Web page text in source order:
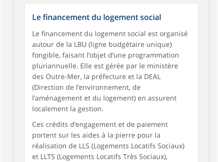
Le financement du logement social
Le financement du logement social est organisé
autour de la LBU (ligne budgétaire unique)
fongible, faisant l’objet d’une programmation
pluriannuelle. Elle est gérée par le ministère
des Outre-Mer, la préfecture et la DEAL
(Direction de l’environnement, de
l’aménagement et du logement) en assurent
localement la gestion.
Ces crédits d’engagement et de paiement
portent sur les aides à la pierre pour la
réalisation de LLS (Logements Locatifs Sociaux)
et LLTS (Logements Locatifs Très Sociaux),